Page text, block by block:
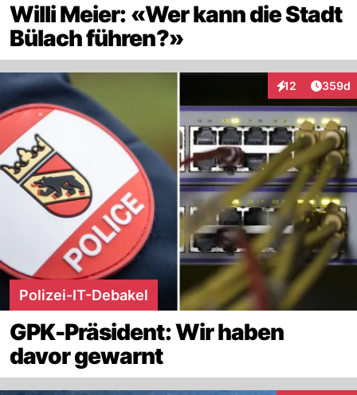
Willi Meier: «Wer kann die Stadt
Bülach führen?»
12
Interaktionen
359d
Polizei-IT-Debakel
GPK-Präsident: Wir haben
davor gewarnt